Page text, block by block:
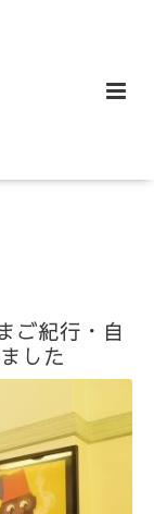
ご紀行・自
した